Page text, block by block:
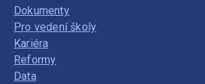
Dokumenty
Pro vedení školy
Kariéra
Reformy
Data